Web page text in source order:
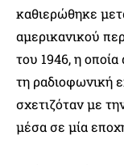
καθιερώθηκε
αμερικανικού
του 1946, η
τη ραδιοφωνική
σχετιζόταν με
μέσα σε μία